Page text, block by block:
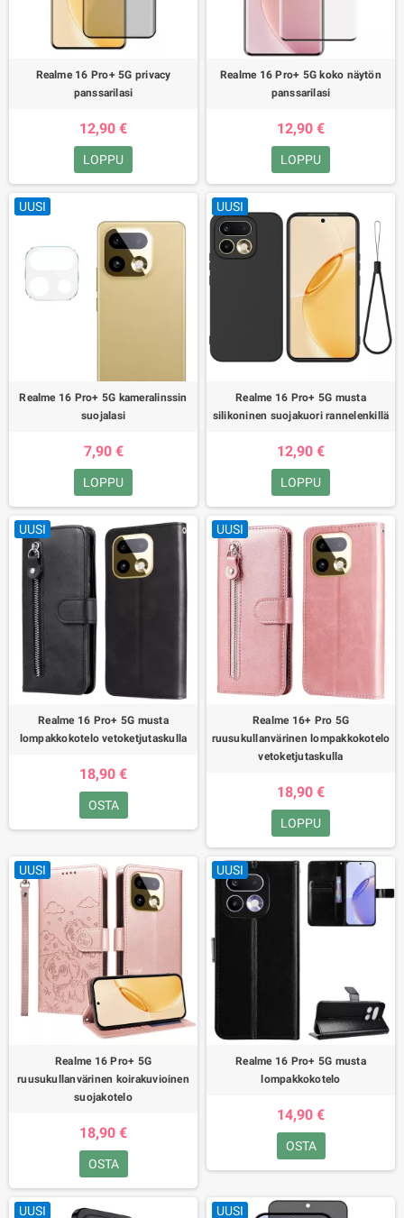
Realme 16 Pro+ 5G privacy
panssarilasi
12,90 €
LOPPU
Realme 16 Pro+ 5G koko näytön
panssarilasi
12,90 €
LOPPU
UUSI
Realme 16 Pro+ 5G kameralinssin
suojalasi
7,90 €
LOPPU
UUSI
Realme 16 Pro+ 5G musta
silikoninen suojakuori rannelenkillä
12,90 €
LOPPU
UUSI
Realme 16 Pro+ 5G musta
lompakkokotelo vetoketjutaskulla
18,90 €
OSTA
UUSI
Realme 16+ Pro 5G
ruusukullanvärinen lompakkokotelo
vetoketjutaskulla
18,90 €
LOPPU
UUSI
Realme 16 Pro+ 5G
ruusukullanvärinen koirakuvioinen
suojakotelo
18,90 €
OSTA
UUSI
Realme 16 Pro+ 5G musta
lompakkokotelo
14,90 €
OSTA
UUSI UUSI